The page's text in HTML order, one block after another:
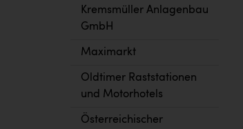
Kremsmüller Anlagenbau
GmbH
Maximarkt
Oldtimer Raststationen
und Motorhotels
Österreichischer